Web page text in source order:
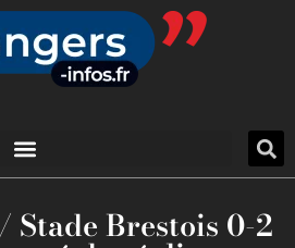
Stade Brestois 0-2